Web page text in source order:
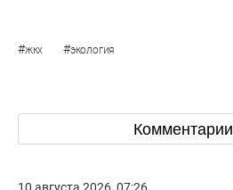
#жкх #экология
Комментарии